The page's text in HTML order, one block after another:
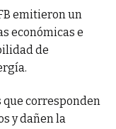
emitieron un
económicas e
de
que corresponden
y dañen la